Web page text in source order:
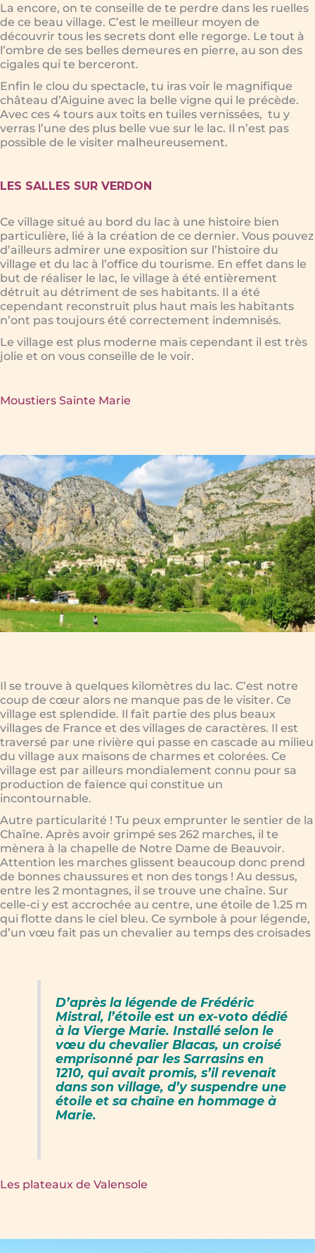
La encore, on te conseille de te perdre dans les ruelles
de ce beau village. C’est le meilleur moyen de
découvrir tous les secrets dont elle regorge. Le tout à
l’ombre de ses belles demeures en pierre, au son des
cigales qui te berceront.
Enfin le clou du spectacle, tu iras voir le magnifique
château d’Aiguine avec la belle vigne qui le précède.
Avec ces 4 tours aux toits en tuiles vernissées, tu y
verras l’une des plus belle vue sur le lac. Il n’est pas
possible de le visiter malheureusement.
LES SALLES SUR VERDON
Ce village situé au bord du lac à une histoire bien
particulière, lié à la création de ce dernier. Vous pouvez
d’ailleurs admirer une exposition sur l’histoire du
village et du lac à l’office du tourisme. En effet dans le
but de réaliser le lac, le village à été entièrement
détruit au détriment de ses habitants. Il a été
cependant reconstruit plus haut mais les habitants
n’ont pas toujours été correctement indemnisés.
Le village est plus moderne mais cependant il est très
jolie et on vous conseille de le voir.
Moustiers Sainte Marie
Il se trouve à quelques kilomètres du lac. C’est notre
coup de cœur alors ne manque pas de le visiter. Ce
village est splendide. Il fait partie des plus beaux
villages de France et des villages de caractères. Il est
traversé par une rivière qui passe en cascade au milieu
du village aux maisons de charmes et colorées. Ce
village est par ailleurs mondialement connu pour sa
production de faïence qui constitue un
incontournable.
Autre particularité ! Tu peux emprunter le sentier de la
Chaîne. Après avoir grimpé ses 262 marches, il te
mènera à la chapelle de Notre Dame de Beauvoir.
Attention les marches glissent beaucoup donc prend
de bonnes chaussures et non des tongs ! Au dessus,
entre les 2 montagnes, il se trouve une chaîne. Sur
celle-ci y est accrochée au centre, une étoile de 1.25 m
qui flotte dans le ciel bleu. Ce symbole à pour légende,
d’un vœu fait pas un chevalier au temps des croisades
D’après la légende de Frédéric
Mistral, l’étoile est un ex-voto dédié
à la Vierge Marie. Installé selon le
vœu du chevalier Blacas, un croisé
emprisonné par les Sarrasins en
1210, qui avait promis, s’il revenait
dans son village, d’y suspendre une
étoile et sa chaîne en hommage à
Marie.
Les plateaux de Valensole